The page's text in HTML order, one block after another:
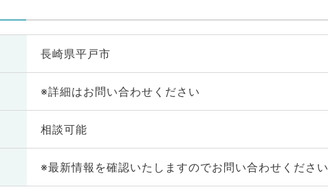
長崎県平戸市
※詳細はお問い合わせください
相談可能
※最新情報を確認いたしますのでお問い合わせください